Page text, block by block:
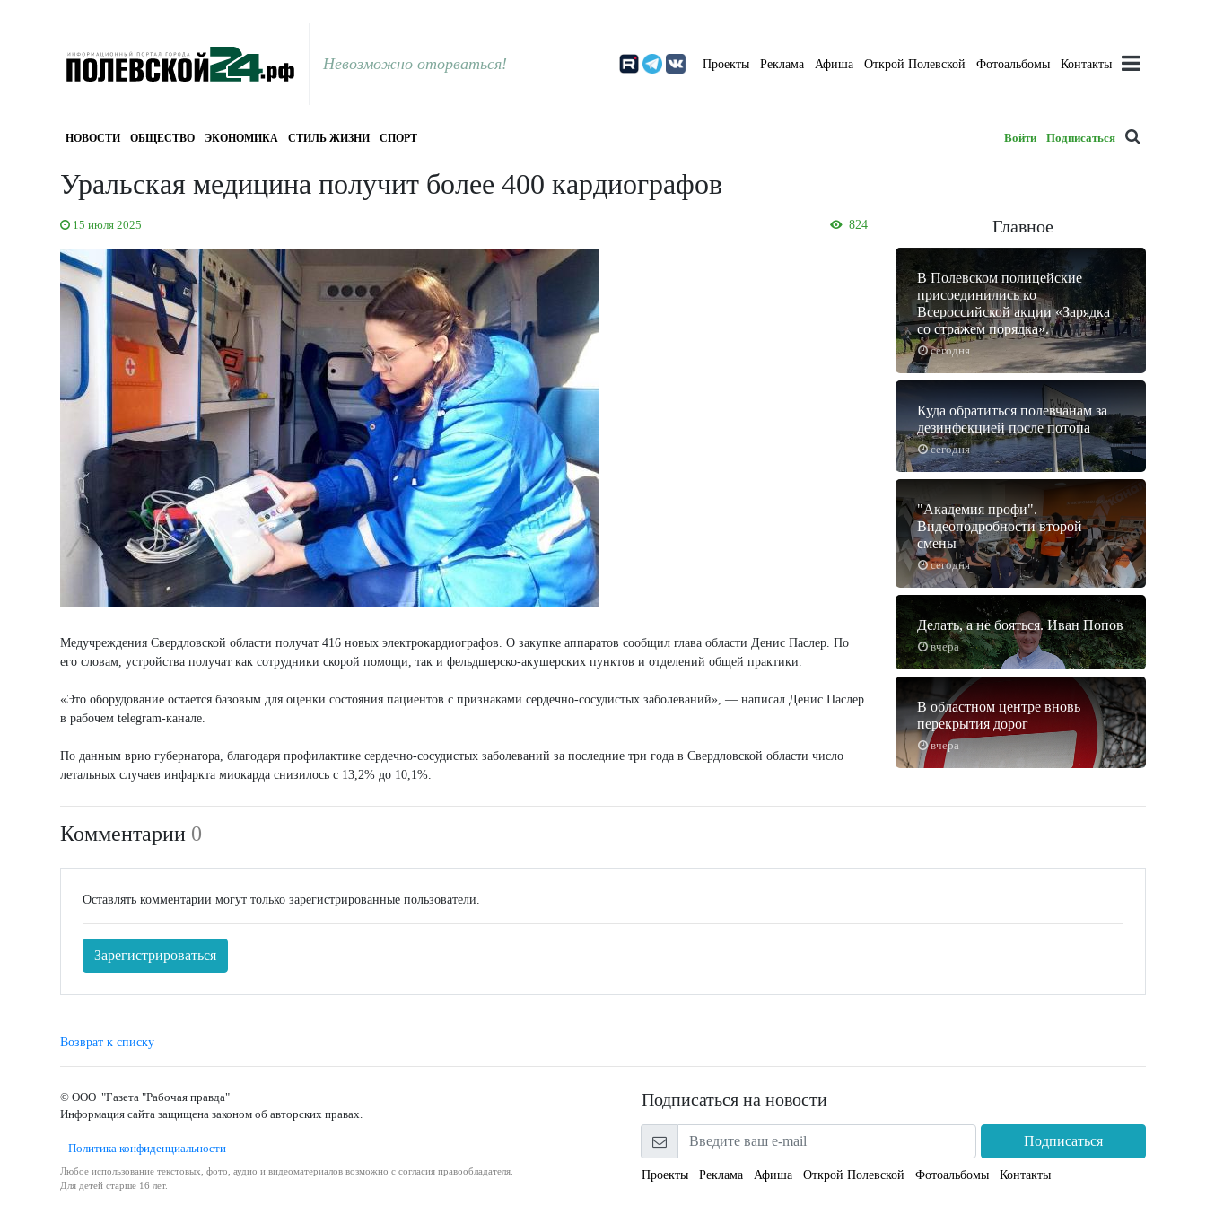
Невозможно оторваться! Проекты Реклама Афиша Открой Полевской Фотоальбомы Контакты
НОВОСТИ ОБЩЕСТВО ЭКОНОМИКА СТИЛЬ ЖИЗНИ СПОРТ Войти Подписаться
Уральская медицина получит более 400 кардиографов
15 июля 2025 824
Медучреждения Свердловской области получат 416 новых электрокардиографов. О закупке аппаратов сообщил глава области Денис Паслер. По
его словам, устройства получат как сотрудники скорой помощи, так и фельдшерско-акушерских пунктов и отделений общей практики.
«Это оборудование остается базовым для оценки состояния пациентов с признаками сердечно-сосудистых заболеваний», — написал Денис Паслер
в рабочем telegram-канале.
По данным врио губернатора, благодаря профилактике сердечно-сосудистых заболеваний за последние три года в Свердловской области число
летальных случаев инфаркта миокарда снизилось с 13,2% до 10,1%.
Главное
сегодня
В Полевском полицейские
присоединились ко
Всероссийской акции «Зарядка
со стражем порядка».
сегодня
Куда обратиться полевчанам за
дезинфекцией после потопа
сегодня
"Академия профи".
Видеоподробности второй
смены
вчера
Делать, а не бояться. Иван Попов
вчера
В областном центре вновь
перекрытия дорог
Комментарии 0
Оставлять комментарии могут только зарегистрированные пользователи.
Зарегистрироваться
Возврат к списку
© ООО "Газета "Рабочая правда"
Информация сайта защищена законом об авторских правах.
Политика конфиденциальности
Любое использование текстовых, фото, аудио и видеоматериалов возможно с согласия правообладателя.
Для детей старше 16 лет.
Подписаться на новости
Подписаться
Проекты Реклама Афиша Открой Полевской Фотоальбомы Контакты